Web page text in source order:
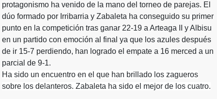
protagonismo ha venido de la mano del torneo de parejas. El
dúo formado por Irribarria y Zabaleta ha conseguido su primer
punto en la competición tras ganar 22-19 a Arteaga II y Albisu
en un partido con emoción al final ya que los azules después
de ir 15-7 perdiendo, han logrado el empate a 16 merced a un
parcial de 9-1.
Ha sido un encuentro en el que han brillado los zagueros
sobre los delanteros. Zabaleta ha sido el mejor de los cuatro.